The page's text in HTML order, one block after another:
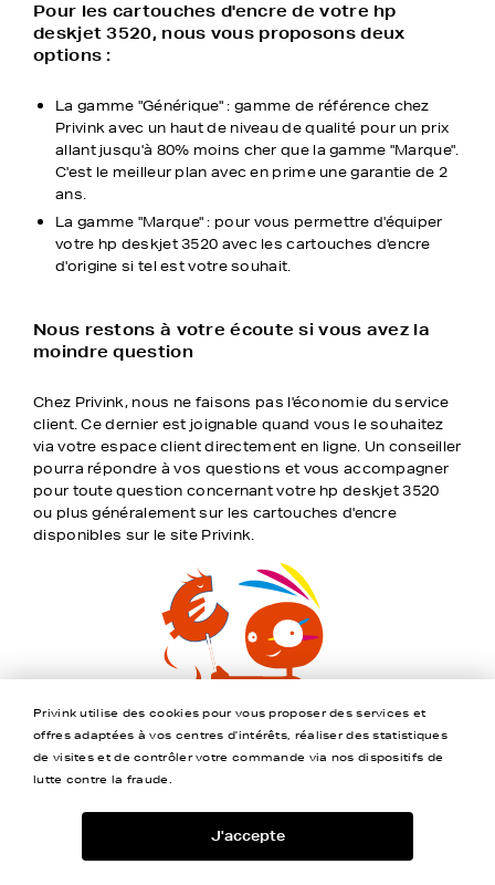
Pour les cartouches d'encre de votre hp
deskjet 3520, nous vous proposons deux
options :
La gamme "Générique" : gamme de référence chez
Privink avec un haut de niveau de qualité pour un prix
allant jusqu'à 80% moins cher que la gamme "Marque".
C'est le meilleur plan avec en prime une garantie de 2
ans.
La gamme "Marque" : pour vous permettre d'équiper
votre hp deskjet 3520 avec les cartouches d'encre
d'origine si tel est votre souhait.
Nous restons à votre écoute si vous avez la
moindre question
Chez Privink, nous ne faisons pas l'économie du service
client. Ce dernier est joignable quand vous le souhaitez
via votre espace client directement en ligne. Un conseiller
pourra répondre à vos questions et vous accompagner
pour toute question concernant votre hp deskjet 3520
ou plus généralement sur les cartouches d'encre
disponibles sur le site Privink.
Privink utilise des cookies pour vous proposer des services et
offres adaptées à vos centres d'intérêts, réaliser des statistiques
de visites et de contrôler votre commande via nos dispositifs de
lutte contre la fraude.
J'accepte